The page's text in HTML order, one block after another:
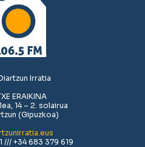
Irratia
ERAIKINA
14 – 2. solairua
(Gipuzkoa)
/// +34 683 379 619